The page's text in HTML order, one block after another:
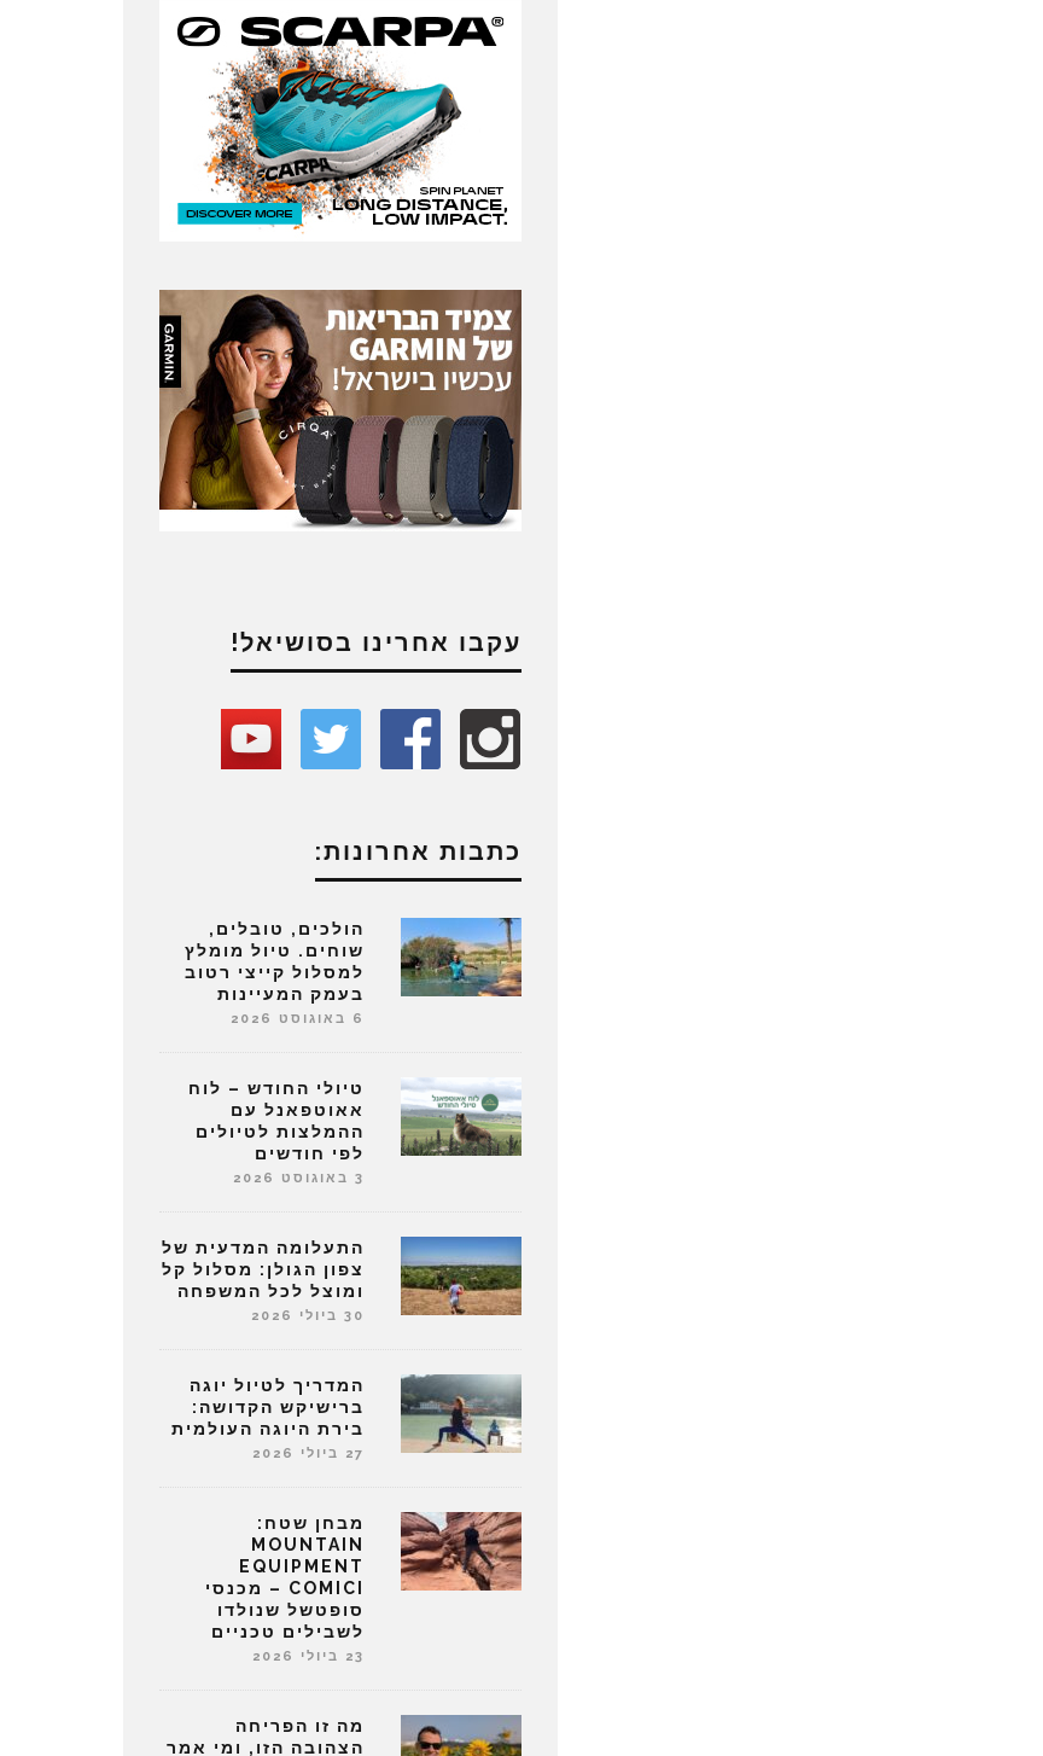
עקבו אחרינו בסושיאל!
כתבות אחרונות:
הולכים, טובלים,
שוחים. טיול מומלץ
למסלול קייצי רטוב
בעמק המעיינות
6 באוגוסט 2026
טיולי החודש – לוח
אאוטפאנל עם
ההמלצות לטיולים
לפי חודשים
3 באוגוסט 2026
התעלומה המדעית של
צפון הגולן: מסלול קל
ומוצל לכל המשפחה
30 ביולי 2026
המדריך לטיול יוגה
ברישיקש הקדושה:
בירת היוגה העולמית
27 ביולי 2026
מבחן שטח:
MOUNTAIN
EQUIPMENT
COMICI – מכנסי
סופטשל שנולדו
לשבילים טכניים
23 ביולי 2026
מה זו הפריחה
הצהובה הזו, ומי אמר